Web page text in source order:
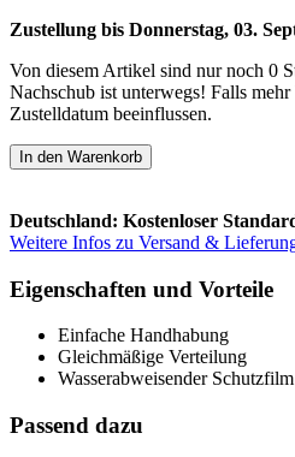
Zustellung bis Donnerstag, 03.
Von diesem Artikel sind nur noch 0
Nachschub ist unterwegs! Falls
Zustelldatum beeinflussen.
In den Warenkorb
Deutschland: Kostenloser
Weitere Infos zu Versand &
Eigenschaften und Vorteile
Einfache Handhabung
Gleichmäßige Verteilung
Wasserabweisender Schutzfilm
Passend dazu